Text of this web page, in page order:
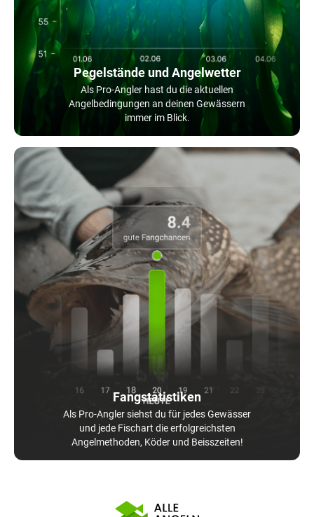
Pegelstände und Angelwetter
Als Pro-Angler hast du die aktuellen
Angelbedingungen an deinen Gewässern
immer im Blick.
Fangstatistiken
Als Pro-Angler siehst du für jedes Gewässer
und jede Fischart die erfolgreichsten
Angelmethoden, Köder und Beisszeiten!